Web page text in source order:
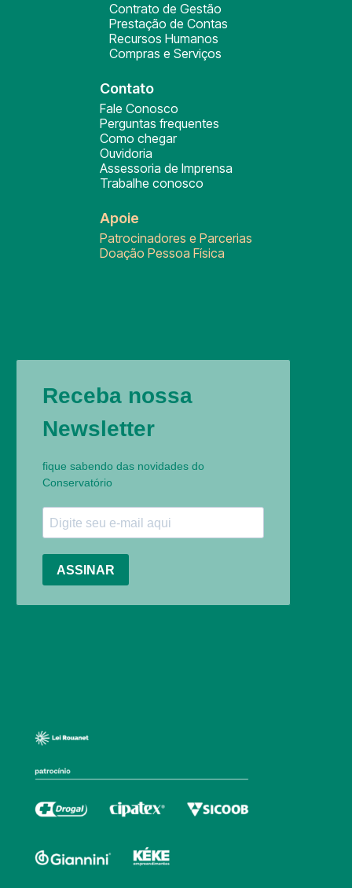
Contrato de Gestão
Prestação de Contas
Recursos Humanos
Compras e Serviços
Contato
Fale Conosco
Perguntas frequentes
Como chegar
Ouvidoria
Assessoria de Imprensa
Trabalhe conosco
Apoie
Patrocinadores e Parcerias
Doação Pessoa Física